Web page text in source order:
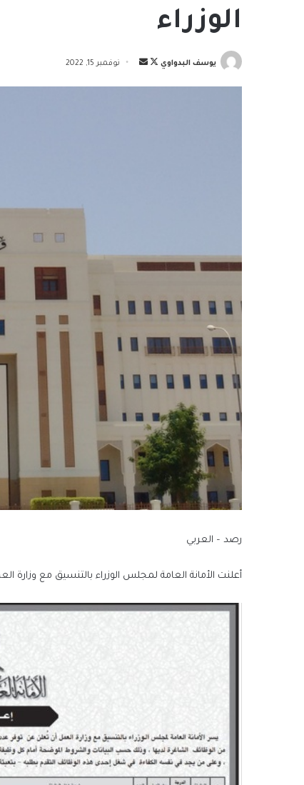
الوزراء
يوسف البدواوي
تابعأرسل نوفمبر 15, 2022
رصد – العربي
أعلنت الأمانة العامة لمجلس الوزراء بالتنسيق مع